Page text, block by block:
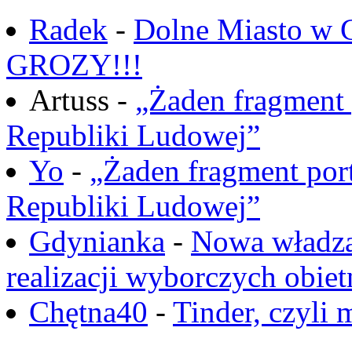
Radek - Dolne Miasto w
GROZY!!!
Artuss - „Żaden
Republiki Ludowej”
Yo - „Żaden fragment
Republiki Ludowej”
Gdynianka - Nowa
realizacji wyborczych
Chętna40 - Tinder, czyli